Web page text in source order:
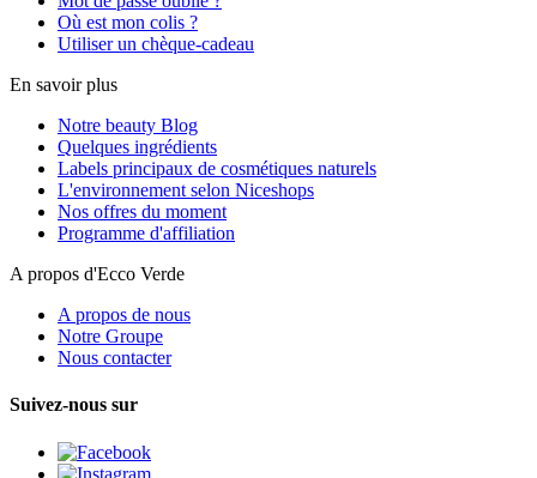
Où est mon colis ?
Utiliser un chèque-cadeau
En savoir plus
Notre beauty Blog
Quelques ingrédients
Labels principaux de cosmétiques naturels
L'environnement selon Niceshops
Nos offres du moment
Programme d'affiliation
A propos d'Ecco Verde
A propos de nous
Notre Groupe
Nous contacter
Suivez-nous sur